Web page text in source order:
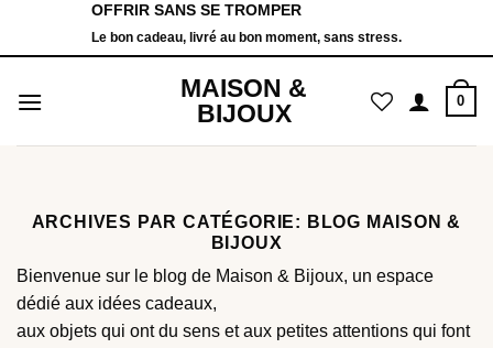
OFFRIR SANS SE TROMPER
Le bon cadeau, livré au bon moment, sans stress.
MAISON &
BIJOUX
0
ARCHIVES PAR CATÉGORIE: BLOG MAISON &
BIJOUX
Bienvenue sur le blog de Maison & Bijoux, un espace
dédié aux idées cadeaux,
aux objets qui ont du sens et aux petites attentions qui font